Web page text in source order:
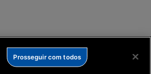
Prosseguir com todos